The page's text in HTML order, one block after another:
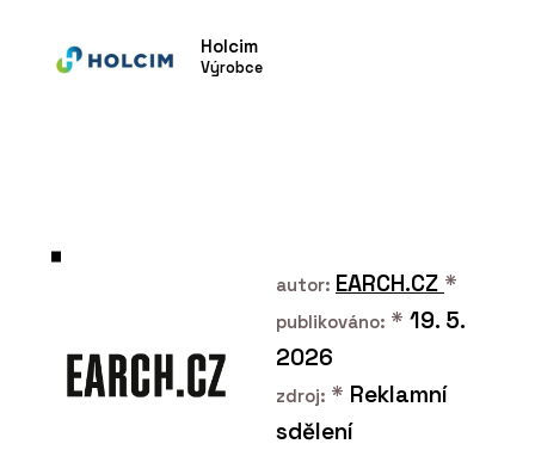
Holcim
Výrobce
autor: EARCH.CZ *
publikováno: * 19. 5.
2026
zdroj: * Reklamní
sdělení